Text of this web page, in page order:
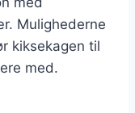
Mulighederne
kiksekagen til
med.